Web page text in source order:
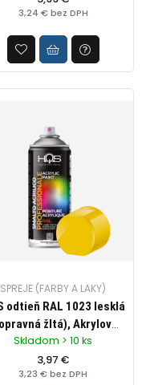
objem 400ml
3,24 € bez DPH
SPREJE (FARBY A LAKY)
odtieň RAL 1023 lesklá
žltá), Akrylová
farba v spreji pre
profesionálne využitie,
objem 400ml
Skladom > 10 ks
3,97 €
3,23 € bez DPH